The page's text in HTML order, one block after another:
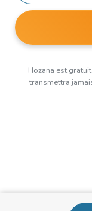
Hozana est
transmettra